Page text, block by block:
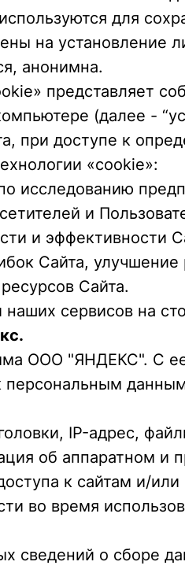
для
на установление
анонимна.
представляет
(далее -
при доступе к
«cookie»:
исследованию
и
и эффективности
Сайта, улучшение
Сайта.
сервисов на
ООО "ЯНДЕКС". С
персональным
IP-адрес,
об аппаратном и
к сайтам и/
во время
сведений о сборе